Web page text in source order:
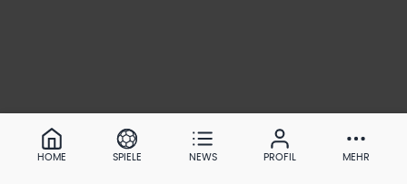
HOME SPIELE NEWS PROFIL MEHR